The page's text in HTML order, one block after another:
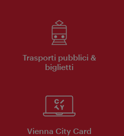
Trasporti pubblici &
biglietti
Vienna City Card